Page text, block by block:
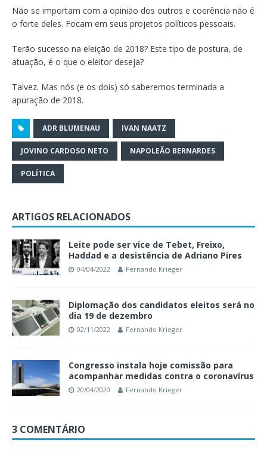
Não se importam com a opinião dos outros e coerência não é
o forte deles. Focam em seus projetos políticos pessoais.
Terão sucesso na eleição de 2018? Este tipo de postura, de
atuação, é o que o eleitor deseja?
Talvez. Mas nós (e os dois) só saberemos terminada a
apuração de 2018.
ADR BLUMENAU IVAN NAATZ
JOVINO CARDOSO NETO NAPOLEÃO BERNARDES
POLÍTICA
ARTIGOS RELACIONADOS
Leite pode ser vice de Tebet, Freixo,
Haddad e a desistência de Adriano Pires
04/04/2022 Fernando Krieger
Diplomação dos candidatos eleitos será no
dia 19 de dezembro
02/11/2022 Fernando Krieger
Congresso instala hoje comissão para
acompanhar medidas contra o coronavírus
20/04/2020 Fernando Krieger
3 COMENTÁRIO